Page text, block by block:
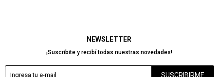
NEWSLETTER
¡Suscribite y recibí todas nuestras novedades!
SUSCRIBIRME